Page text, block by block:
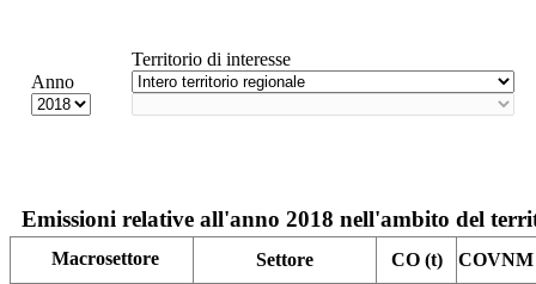
Anno
Territorio di interesse
Emissioni relative all'anno 2018 nell'ambito del
Macrosettore Settore CO (t)
COVNM